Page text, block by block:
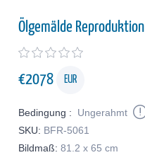
Ölgemälde Reproduktion
€2078 EUR
Bedingung :
Ungerahmt
SKU: BFR-5061
Bildmaß: 81.2 x 65 cm